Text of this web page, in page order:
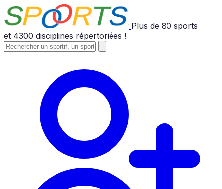
Plus de 80 sports
et 4300 disciplines répertoriées !